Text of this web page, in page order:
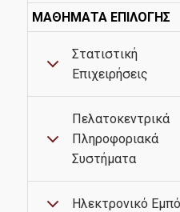
Γραφείο Υποστήριξης
ΜΑΘΗΜΑΤΑ ΕΠΙΛΟΓΗΣ
Επιχειρήσεις
Πελατοκεντρικά
Πληροφοριακά
Συστήματα
Ηλεκτρονικό